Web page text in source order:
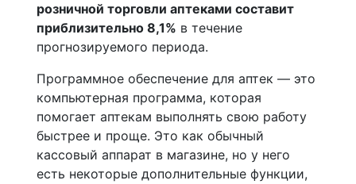
розничной торговли аптеками составит
приблизительно 8,1% в течение
прогнозируемого периода.
Программное обеспечение для аптек — это
компьютерная программа, которая
помогает аптекам выполнять свою работу
быстрее и проще. Это как обычный
кассовый аппарат в магазине, но у него
есть некоторые дополнительные функции,